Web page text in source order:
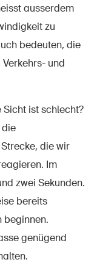
ausserdem
zu
bedeuten, die
und
ist schlecht?
die
die wir
Im
zwei Sekunden.
bereits
beginnen.
genügend